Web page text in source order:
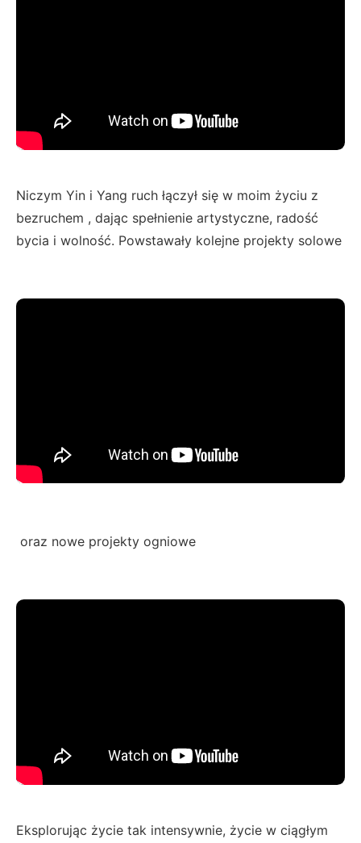
Niczym Yin i Yang ruch łączył się w moim życiu z
bezruchem , dając spełnienie artystyczne, radość
bycia i wolność. Powstawały kolejne projekty solowe
oraz nowe projekty ogniowe
Eksplorując życie tak intensywnie, życie w ciągłym